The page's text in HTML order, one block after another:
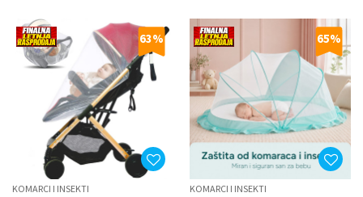
63%
KOMARCI I INSEKTI
65%
KOMARCI I INSEKTI